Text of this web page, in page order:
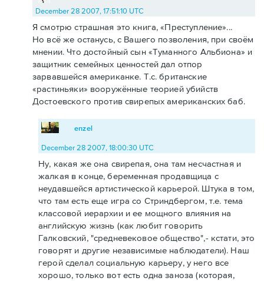
December 28 2007, 17:51:10 UTC
Я смотрю страшная это книга, «Преступление»...
Но всё же останусь, с Вашего позволения, при своём
мнении. Что достойный сын «Туманного Альбиона» и
защитник семейных ценностей дал отпор
зарвавшейся американке. Т.с. британские
«растиньяки» вооружённые теорией убийств
Достоевского против свирепых американских баб.
enzel
December 28 2007, 18:00:30 UTC
Ну, какая же она свирепая, она там несчастная и
жалкая в конце, беременная продавщица с
неудавшейся артистической карьерой. Штука в том,
что там есть еще игра со Стриндбергом, т.е. тема
классовой иерархии и ее мощного влияния на
английскую жизнь (как любит говорить
Галковский, "средневековое общество",- кстати, это
говорят и другие независимые наблюдатели). Наш
герой сделал социальную карьеру, у него все
хорошо, только вот есть одна заноза (которая,